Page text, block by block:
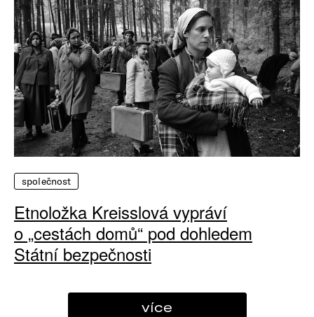
společnost
Etnoložka Kreisslová vypráví
o „cestách domů“ pod dohledem
Státní bezpečnosti
více